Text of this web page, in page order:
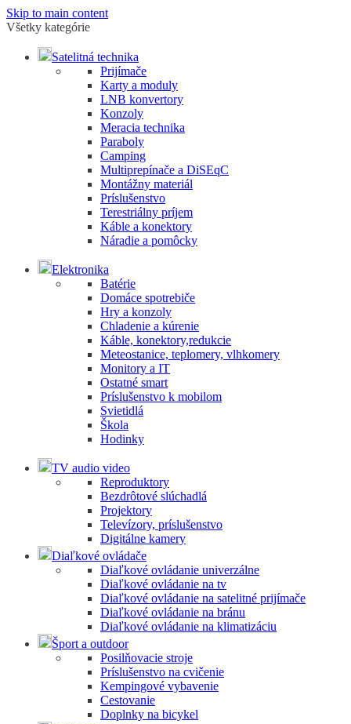
Skip to main content
Všetky kategórie
Satelitná technika
Prijímače
Karty a moduly
LNB konvertory
Konzoly
Meracia technika
Paraboly
Camping
Multiprepínače a DiSEqC
Montážny materiál
Príslušenstvo
Terestriálny príjem
Káble a konektory
Náradie a pomôcky
Elektronika
Batérie
Domáce spotrebiče
Hry a konzoly
Chladenie a kúrenie
Káble, konektory,redukcie
Meteostanice, teplomery, vlhkomery
Monitory a IT
Ostatné smart
Príslušenstvo k mobilom
Svietidlá
Škola
Hodinky
TV audio video
Reproduktory
Bezdrôtové slúchadlá
Projektory
Televízory, príslušenstvo
Digitálne kamery
Diaľkové ovládače
Diaľkové ovládanie univerzálne
Diaľkové ovládanie na tv
Diaľkové ovládanie na satelitné prijímače
Diaľkové ovládanie na bránu
Diaľkové ovládanie na klimatizáciu
Šport a outdoor
Posilňovacie stroje
Príslušenstvo na cvičenie
Kempingové vybavenie
Cestovanie
Doplnky na bicykel